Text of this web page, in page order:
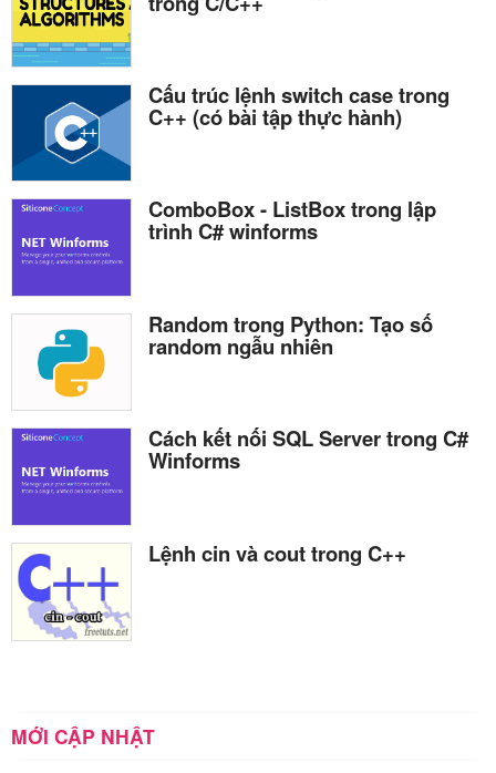
Cấu trúc lệnh switch case trong
C++ (có bài tập thực hành)
ComboBox - ListBox trong lập
trình C# winforms
Random trong Python: Tạo số
random ngẫu nhiên
Cách kết nối SQL Server trong C#
Winforms
Lệnh cin và cout trong C++
MỚI CẬP NHẬT